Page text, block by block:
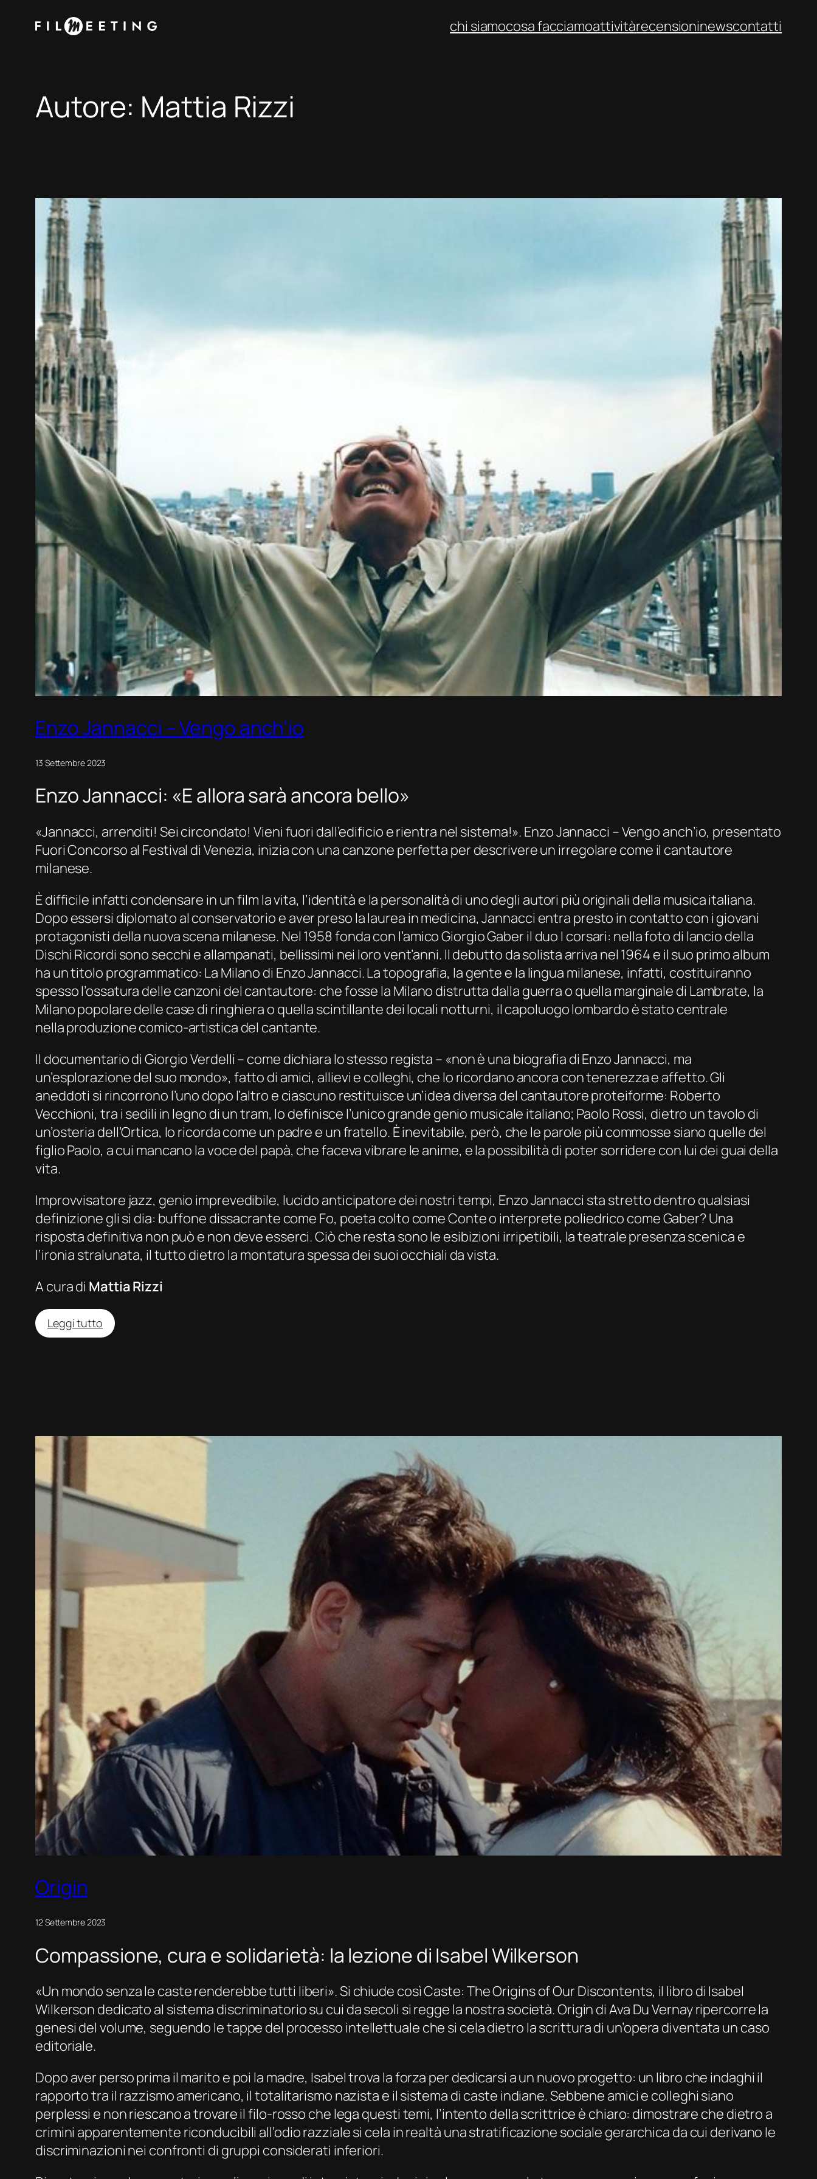
chi siamocosa facciamoattivitàrecensioninewscontatti
Autore: Mattia Rizzi
Enzo Jannacci – Vengo anch’io
13 Settembre 2023
Enzo Jannacci: «E allora sarà ancora bello»
«Jannacci, arrenditi! Sei circondato! Vieni fuori dall’edificio e rientra nel sistema!». Enzo Jannacci – Vengo anch’io, presentato
Fuori Concorso al Festival di Venezia, inizia con una canzone perfetta per descrivere un irregolare come il cantautore
milanese.
È difficile infatti condensare in un film la vita, l’identità e la personalità di uno degli autori più originali della musica italiana.
Dopo essersi diplomato al conservatorio e aver preso la laurea in medicina, Jannacci entra presto in contatto con i giovani
protagonisti della nuova scena milanese. Nel 1958 fonda con l’amico Giorgio Gaber il duo I corsari: nella foto di lancio della
Dischi Ricordi sono secchi e allampanati, bellissimi nei loro vent’anni. Il debutto da solista arriva nel 1964 e il suo primo album
ha un titolo programmatico: La Milano di Enzo Jannacci. La topografia, la gente e la lingua milanese, infatti, costituiranno
spesso l’ossatura delle canzoni del cantautore: che fosse la Milano distrutta dalla guerra o quella marginale di Lambrate, la
Milano popolare delle case di ringhiera o quella scintillante dei locali notturni, il capoluogo lombardo è stato centrale
nella produzione comico-artistica del cantante.
Il documentario di Giorgio Verdelli – come dichiara lo stesso regista – «non è una biografia di Enzo Jannacci, ma
un’esplorazione del suo mondo», fatto di amici, allievi e colleghi, che lo ricordano ancora con tenerezza e affetto. Gli
aneddoti si rincorrono l’uno dopo l’altro e ciascuno restituisce un’idea diversa del cantautore proteiforme: Roberto
Vecchioni, tra i sedili in legno di un tram, lo definisce l’unico grande genio musicale italiano; Paolo Rossi, dietro un tavolo di
un’osteria dell’Ortica, lo ricorda come un padre e un fratello. È inevitabile, però, che le parole più commosse siano quelle del
figlio Paolo, a cui mancano la voce del papà, che faceva vibrare le anime, e la possibilità di poter sorridere con lui dei guai della
vita.
Improvvisatore jazz, genio imprevedibile, lucido anticipatore dei nostri tempi, Enzo Jannacci sta stretto dentro qualsiasi
definizione gli si dia: buffone dissacrante come Fo, poeta colto come Conte o interprete poliedrico come Gaber? Una
risposta definitiva non può e non deve esserci. Ciò che resta sono le esibizioni irripetibili, la teatrale presenza scenica e
l’ironia stralunata, il tutto dietro la montatura spessa dei suoi occhiali da vista.
A cura di Mattia Rizzi
Leggi tutto:
Enzo
Origin
12 Settembre 2023
Compassione, cura e solidarietà: la lezione di Isabel Wilkerson
«Un mondo senza le caste renderebbe tutti liberi». Si chiude così Caste: The Origins of Our Discontents, il libro di Isabel
Wilkerson dedicato al sistema discriminatorio su cui da secoli si regge la nostra società. Origin di Ava Du Vernay ripercorre la
genesi del volume, seguendo le tappe del processo intellettuale che si cela dietro la scrittura di un’opera diventata un caso
editoriale.
Dopo aver perso prima il marito e poi la madre, Isabel trova la forza per dedicarsi a un nuovo progetto: un libro che indaghi il
rapporto tra il razzismo americano, il totalitarismo nazista e il sistema di caste indiane. Sebbene amici e colleghi siano
perplessi e non riescano a trovare il filo-rosso che lega questi temi, l’intento della scrittrice è chiaro: dimostrare che dietro a
crimini apparentemente riconducibili all’odio razziale si cela in realtà una stratificazione sociale gerarchica da cui derivano le
discriminazioni nei confronti di gruppi considerati inferiori.